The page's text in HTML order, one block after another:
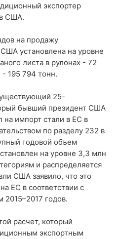
экспортер
в США.
на продажу
США установлена ​​на уровне
листа в рулонах - 72
195 794 тонн.
25-
бывший президент США
импорт стали в ЕС в
по разделу 232 в
годовой объем
на уровне 3,3 млн
и распределяется
США заявило, что это
ЕС в соответствии с
годов.
расчет, который
экспортным